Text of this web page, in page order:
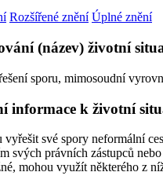
Rozšířené znění Úplné znění
(název) životní
sporu, mimosoudní
informace k životní
vyřešit své spory neformální
svých právních zástupců
mohou využít některého z